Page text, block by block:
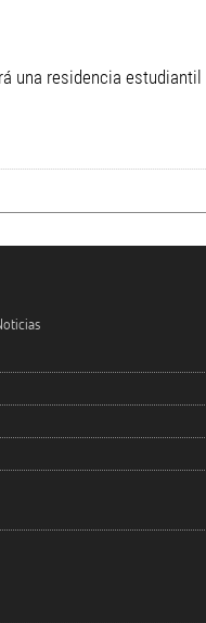
una residencia